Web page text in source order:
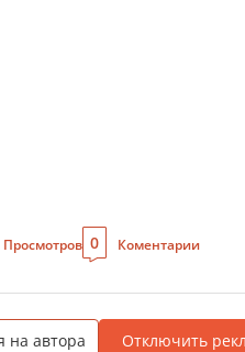
Просмотров 0 Коментарии
на автора Отключить